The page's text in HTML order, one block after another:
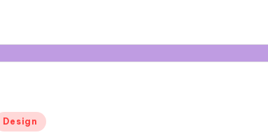
Design